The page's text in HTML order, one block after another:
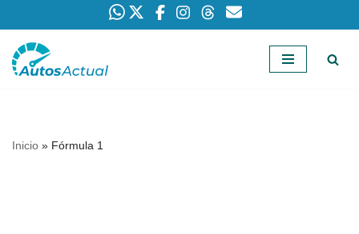
Saltar
Inicio » Fórmula 1